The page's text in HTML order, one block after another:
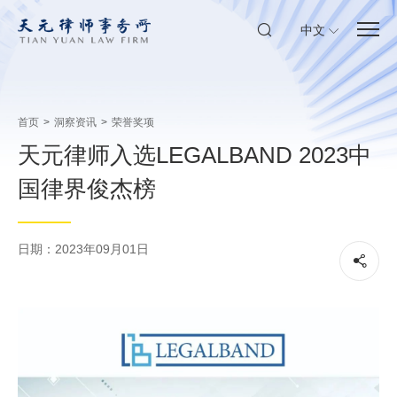
中文
首页 > 洞察资讯 > 荣誉奖项
天元律师入选LEGALBAND 2023中
国律界俊杰榜
日期：2023年09月01日